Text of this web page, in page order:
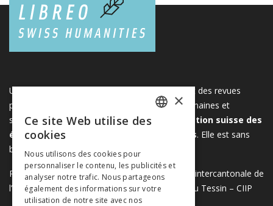
Une plateforme unique regroupant des livres et des revues
publiés par les éditeurs suisses de sciences humaines et
sociales. Libreo.ch est la propriété de l'
Association suisse des
éditeurs de sciences sociales et humaines. Elle est sans
but lucratif.www.editeurssuisses.ch
Projet réalisé avec le soutien de la Conférence intercantonale de
l’instruction publique de la Suisse romande et du Tessin – CIIP
ITALIAN
×
Ce site Web utilise des
cookies
Nous utilisons des cookies pour
personnaliser le contenu, les publicités et
analyser notre trafic. Nous partageons
également des informations sur votre
utilisation de notre site avec nos